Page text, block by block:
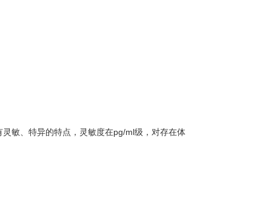
敏、特异的特点，灵敏度在pg/ml级，对存在体